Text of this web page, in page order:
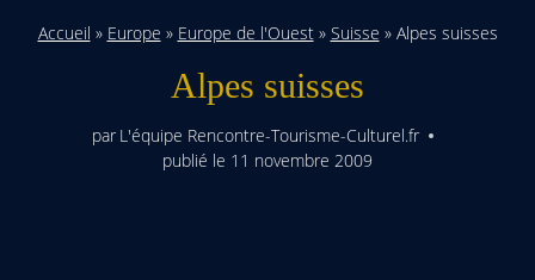
Accueil » Europe » Europe de l'Ouest» Suisse » Alpes suisses
Alpes suisses
par L'équipe Rencontre-Tourisme-Culturel.fr
publié le 11 novembre 2009